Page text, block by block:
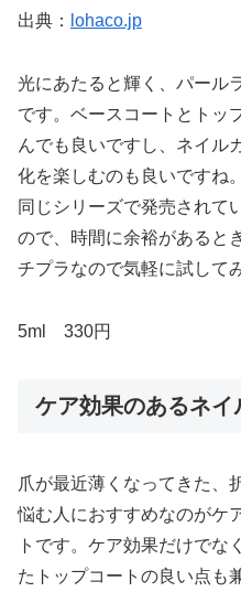
出典： lohaco.jp
光にあたると輝く、パール
です。ベースコートとトッ
んでも良いですし、ネイル
化を楽しむのも良いですね。
同じシリーズで発売されて
ので、時間に余裕があると
チプラなので気軽に試して
5ml 330円
ケア効果のあるネイ
爪が最近薄くなってきた、
悩む人におすすめなのがケ
トです。ケア効果だけでな
たトップコートの良い点も